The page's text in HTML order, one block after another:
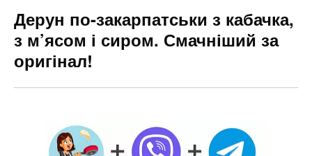
Дерун по-закарпатськи з кабачка,
з м’ясом і сиром. Смачніший за
оригінал!